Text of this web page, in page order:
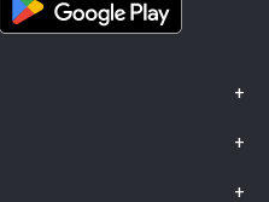
+
+
+